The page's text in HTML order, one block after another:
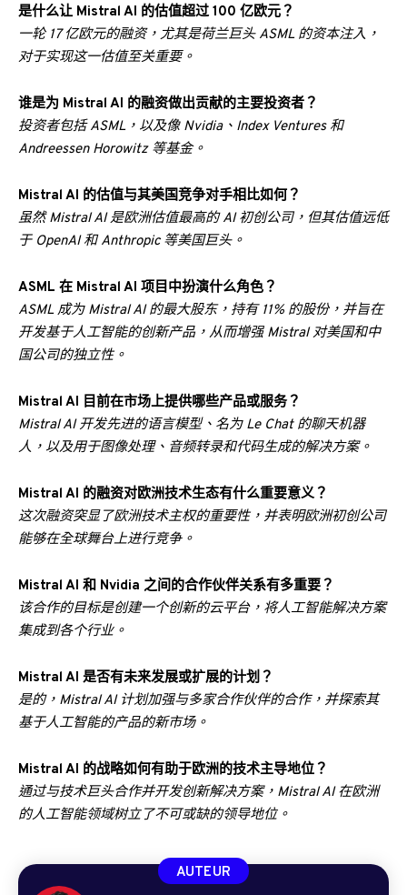
是什么让 Mistral AI 的估值超过 100 亿欧元？
一轮 17 亿欧元的融资，尤其是荷兰巨头 ASML 的资本注入，
对于实现这一估值至关重要。
谁是为 Mistral AI 的融资做出贡献的主要投资者？
投资者包括 ASML，以及像 Nvidia、Index Ventures 和
Andreessen Horowitz 等基金。
Mistral AI 的估值与其美国竞争对手相比如何？
虽然 Mistral AI 是欧洲估值最高的 AI 初创公司，但其估值远低
于 OpenAI 和 Anthropic 等美国巨头。
ASML 在 Mistral AI 项目中扮演什么角色？
ASML 成为 Mistral AI 的最大股东，持有 11% 的股份，并旨在
开发基于人工智能的创新产品，从而增强 Mistral 对美国和中
国公司的独立性。
Mistral AI 目前在市场上提供哪些产品或服务？
Mistral AI 开发先进的语言模型、名为 Le Chat 的聊天机器
人，以及用于图像处理、音频转录和代码生成的解决方案。
Mistral AI 的融资对欧洲技术生态有什么重要意义？
这次融资突显了欧洲技术主权的重要性，并表明欧洲初创公司
能够在全球舞台上进行竞争。
Mistral AI 和 Nvidia 之间的合作伙伴关系有多重要？
该合作的目标是创建一个创新的云平台，将人工智能解决方案
集成到各个行业。
Mistral AI 是否有未来发展或扩展的计划？
是的，Mistral AI 计划加强与多家合作伙伴的合作，并探索其
基于人工智能的产品的新市场。
Mistral AI 的战略如何有助于欧洲的技术主导地位？
通过与技术巨头合作并开发创新解决方案，Mistral AI 在欧洲
的人工智能领域树立了不可或缺的领导地位。
AUTEUR